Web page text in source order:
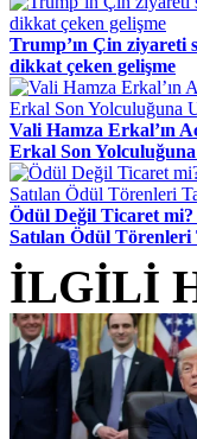
Trump’ın Çin ziyareti
dikkat çeken gelişme
Vali Hamza Erkal’ın
Erkal Son
Ödül Değil Ticaret
Satılan Ödül Törenleri
İLGİLİ